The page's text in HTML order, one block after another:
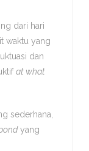
dari hari
waktu yang
dan
at what
sederhana,
yang